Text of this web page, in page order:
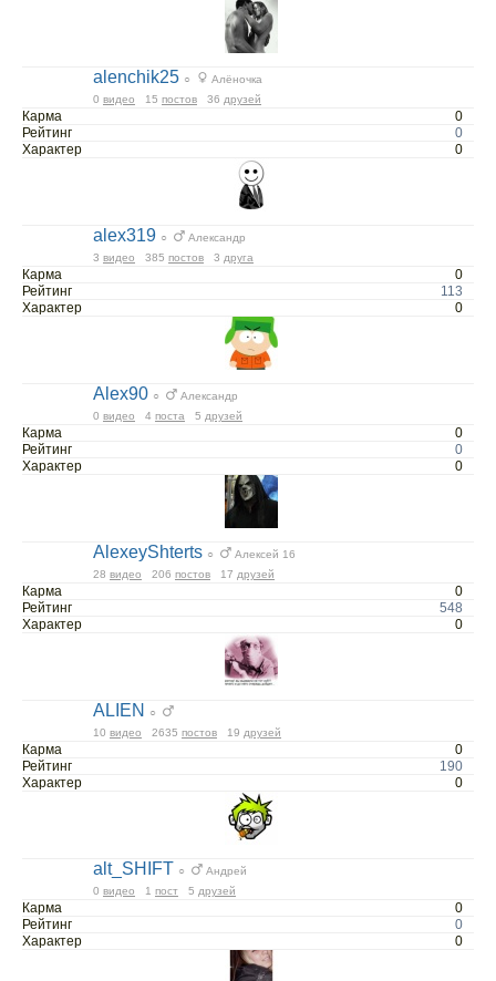
alenchik25 ○
Алёночка
0 видео 15 постов 36 друзей
Карма
0
Рейтинг
0
Характер
0
alex319 ○
Александр
3 видео 385 постов 3 друга
Карма
0
Рейтинг
113
Характер
0
Alex90 ○
Александр
0 видео 4 поста 5 друзей
Карма
0
Рейтинг
0
Характер
0
AlexeyShterts ○
Алексей 16
28 видео 206 постов 17 друзей
Карма
0
Рейтинг
548
Характер
0
ALIEN
○
10 видео 2635 постов 19 друзей
Карма
0
Рейтинг
190
Характер
0
alt_SHIFT ○
Андрей
0 видео 1 пост 5 друзей
Карма
0
Рейтинг
0
Характер
0